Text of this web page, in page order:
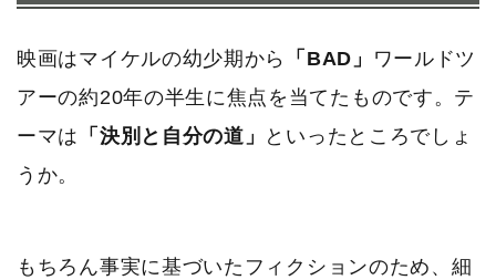
映画はマイケルの幼少期から 「BAD」
ワールドツ
アーの約20年の半生に焦点を当てたものです。テ
ーマは 「決別と自分の道」
といったところでしょ
うか。
もちろん事実に基づいたフィクションのため、細